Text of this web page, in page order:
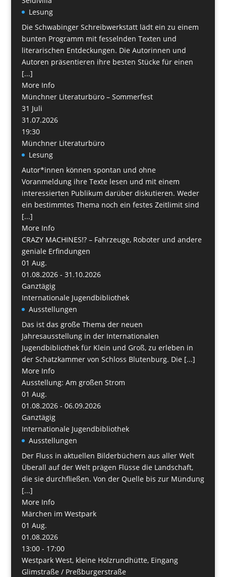
Lesung
Die Schwabinger Schreibwerkstatt lädt ein zu einem
bunten Programm mit fesselnden Texten und
literarischen Entdeckungen. Die Autorinnen und
Autoren präsentieren ihre besten Stücke für einen
[...]
More Info
Münchner Literaturbüro – Sommerfest
31 Juli
31.07.2026
19:30
Münchner Literaturbüro
Lesung
Autor*innen können spontan und ohne
Voranmeldung ihre Texte lesen und mit einem
interessierten Publikum darüber diskutieren. Weder
ein bestimmtes Thema noch ein festes Zeitlimit sind
[...]
More Info
CRAZY MACHINES!? – Fahrzeuge, Roboter und andere
geniale Erfindungen
01 Aug.
01.08.2026 - 31.10.2026
Ganztägig
Internationale Jugendbibliothek
Ausstellungen
Das ist das große Thema der neuen
Jahresausstellung in der Internationalen
Jugendbibliothek für Klein und Groß, zu erleben in
der Schatzkammer von Schloss Blutenburg. Die [...]
More Info
Ausstellung: Am großen Strom
01 Aug.
01.08.2026 - 06.09.2026
Ganztägig
Internationale Jugendbibliothek
Ausstellungen
Der Fluss in aktuellen Bilderbüchern aus aller Welt
Überall auf der Welt prägen Flüsse die Landschaft,
die sie durchfließen. Von der Quelle bis zur Mündung
[...]
More Info
Märchen im Westpark
01 Aug.
01.08.2026
13:00 - 17:00
Westpark West, kleine Holzrundhütte, Eingang
Glimstraße / Preßburgerstraße